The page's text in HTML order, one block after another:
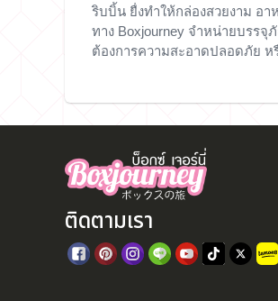
ริบบิ้น ยื่งทำให้กล่องสวยงาม อ
ทาง Boxjourney จำหน่ายบรรจุ
ต้องการความสะอาดปลอดภัย ห
ติดตามเรา